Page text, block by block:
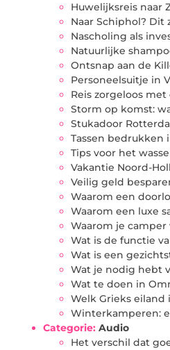
Huwelijksreis naar
Naar Schiphol? Dit
Nascholing als
Natuurlijke
Ontsnap aan de
Personeelsuitje in
Reis zorgeloos
Storm op komst:
Stukadoor
Tassen bedrukken
Tips voor het
Vakantie Noord-
Veilig geld
Waarom een
Waarom een luxe
Waarom je
Wat is de functie
Wat is een
Wat je nodig hebt
Wat te doen in
Welk Grieks eiland
Winterkamperen:
Categorie: Audio
Het verschil dat